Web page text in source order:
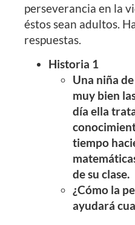
perseverancia en la
éstos sean adultos.
respuestas.
Historia 1
Una niña
muy bien
día ella
tiempo
de su clase.
¿Cómo la
ayudará